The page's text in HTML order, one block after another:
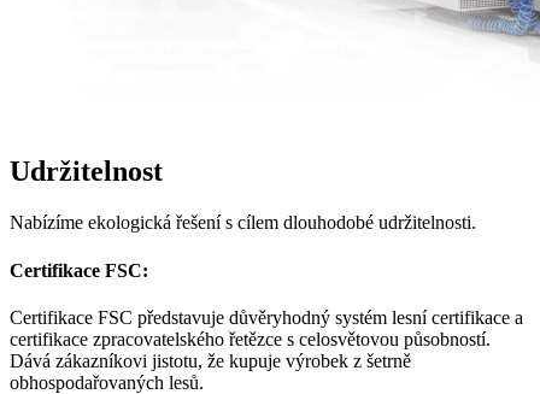
Udržitelnost
Nabízíme ekologická řešení s cílem dlouhodobé udržitelnosti.
Certifikace FSC:
Certifikace FSC představuje důvěryhodný systém lesní certifikace a
certifikace zpracovatelského řetězce s celosvětovou působností.
Dává zákazníkovi jistotu, že kupuje výrobek z šetrně
obhospodařovaných lesů.